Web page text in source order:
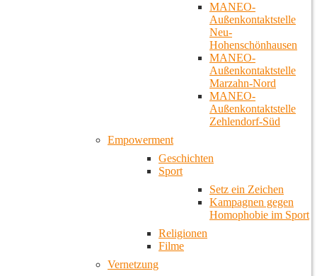
MANEO-
Außenkontaktstelle
Neu-
Hohenschönhausen
MANEO-
Außenkontaktstelle
Marzahn-Nord
MANEO-
Außenkontaktstelle
Zehlendorf-Süd
Empowerment
Geschichten
Sport
Setz ein Zeichen
Kampagnen gegen
Homophobie im Sport
Religionen
Filme
Vernetzung